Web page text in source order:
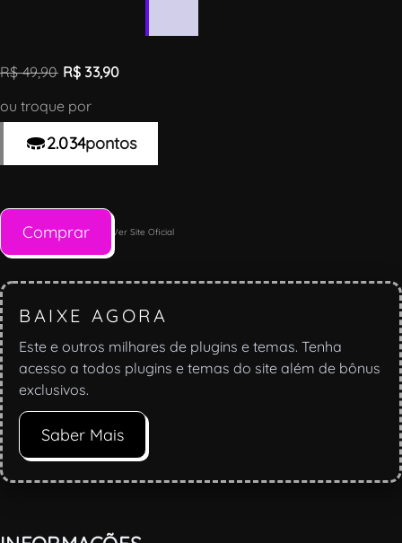
R$49,90 R$ 33,90
ou troque por
2.034pontos
Comprar Ver Site Oficial
BAIXE AGORA
Este e outros milhares de plugins e temas. Tenha
acesso a todos plugins e temas do site além de bônus
exclusivos.
Saber Mais